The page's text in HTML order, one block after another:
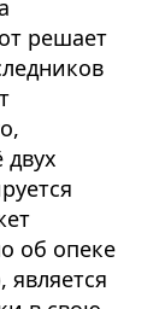
решает
об опеке